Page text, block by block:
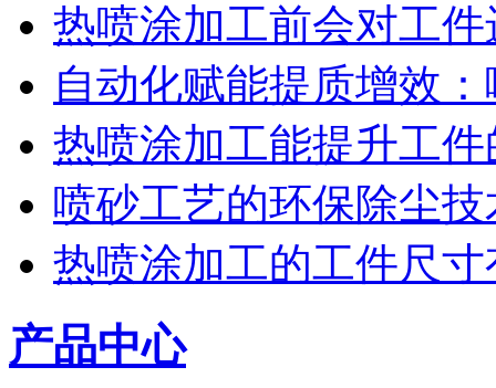
热喷涂加工前会对工
自动化赋能提质增效
热喷涂加工能提升工
喷砂工艺的环保除尘
热喷涂加工的工件尺
产品中心